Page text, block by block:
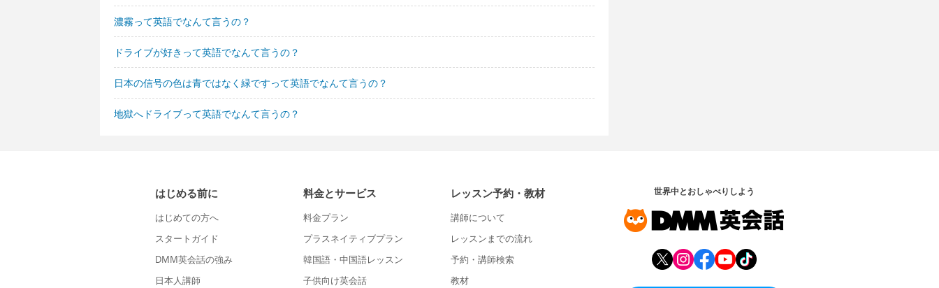
濃霧って英語でなんて言うの？
ドライブが好きって英語でなんて言うの？
日本の信号の色は青ではなく緑ですって英語でなんて言うの？
地獄へドライブって英語でなんて言うの？
はじめる前に
はじめての方へ
スタートガイド
DMM英会話の強み
日本人講師
料金とサービス
料金プラン
プラスネイティブプラン
韓国語・中国語レッスン
子供向け英会話
レッスン予約・教材
講師について
レッスンまでの流れ
予約・講師検索
教材
世界中とおしゃべりしよう